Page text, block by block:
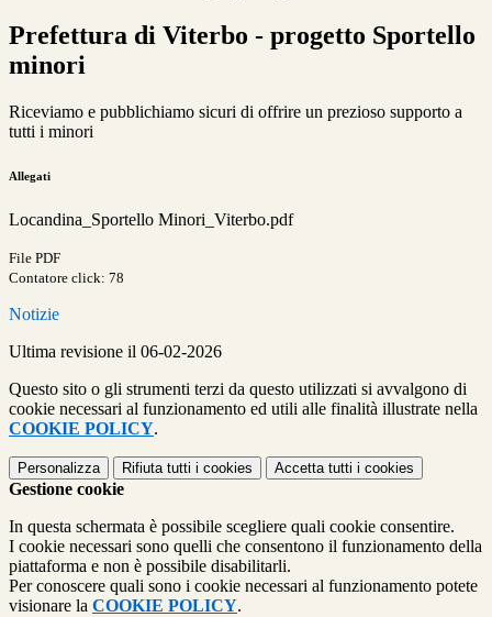
Prefettura di Viterbo - progetto Sportello
minori
Riceviamo e pubblichiamo sicuri di offrire un prezioso supporto a
tutti i minori
Allegati
Locandina_Sportello Minori_Viterbo.pdf
File PDF
Contatore click: 78
Notizie
Ultima revisione il 06-02-2026
Questo sito o gli strumenti terzi da questo utilizzati si avvalgono di
cookie necessari al funzionamento ed utili alle finalità illustrate nella
COOKIE POLICY.
Personalizza Rifiuta tutti i cookies Accetta tutti i cookies
Gestione cookie
In questa schermata è possibile scegliere quali cookie consentire.
I cookie necessari sono quelli che consentono il funzionamento della
piattaforma e non è possibile disabilitarli.
Per conoscere quali sono i cookie necessari al funzionamento potete
visionare la COOKIE POLICY.